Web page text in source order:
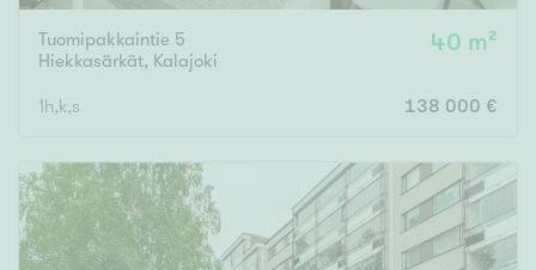
Arvokohteet
Ei arvokohteita
Kunto
Hyvä
Tyydyttävä
Tuomipakkaintie 5
Hiekkasärkät, Kalajoki
40 m²
1h,k,s 138 000 €